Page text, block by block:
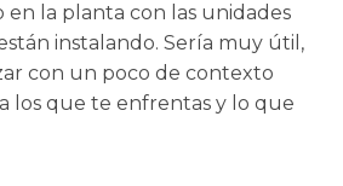
la planta con las unidades
instalando. Sería muy útil,
con un poco de contexto
los que te enfrentas y lo que